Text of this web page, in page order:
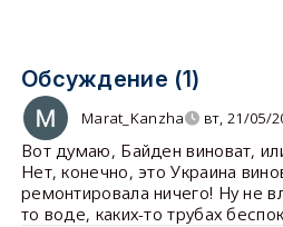
Обсуждение (1)
Marat_Kanzha вт, 21/05/
Вот думаю, Байден виноват,
Нет, конечно, это Украина
ремонтировала ничего! Ну не
то воде, каких-то трубах